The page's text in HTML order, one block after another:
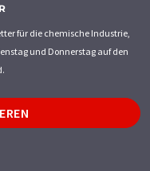
für die chemische Industrie,
und Donnerstag auf den